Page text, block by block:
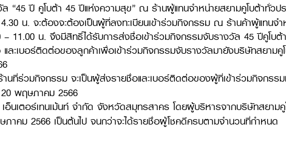
“45 ปี คูโบต้า 45 ปีแห่งความสุข” ณ ร้านผู้แทนจำหน่ายสยามคูโบต้าทั่วป
น. จะต้องจะต้องเป็นผู้ที่ลงทะเบียนเข้าร่วมกิจกรรม ณ ร้านค้าผู้แทนจำ
11.00 น. จึงมีสิทธิ์ได้รับการส่งชื่อเข้าร่วมกิจกรรมจับรางวัล 45 ปีคูโบ
และเบอร์ติดต่อของลูกค้าเพื่อเข้าร่วมกิจกรรมจับรางวัลมายังบริษัทสยาม
นที่ร่วมกิจกรรม จะเป็นผู้ส่งรายชื่อและเบอร์ติดต่อของผู้ที่เข้าร่วมกิจกรร
พฤษภาคม 2566
เตอร์เทนเม้นท์ จำกัด จังหวัดสมุทรสาคร โดยผู้บริหารจากบริษัทสยามคู
าคม 2566 เป็นต้นไป จนกว่าจะได้รายชื่อผู้โชคดีครบตามจำนวนที่กำหนด